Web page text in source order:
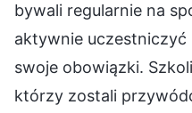
bywali regularnie na
aktywnie
swoje obowiązki.
którzy zostali